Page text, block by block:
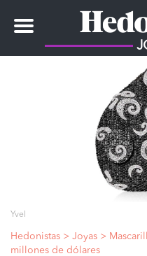
Toggle
navigation
Yvel
Hedonistas > Joyas >
millones de dólares